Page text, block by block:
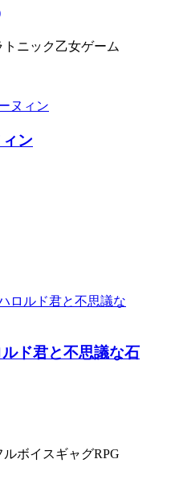
ニック乙女ゲーム
ン
ルド君と不思議な石
ボイスギャグRPG